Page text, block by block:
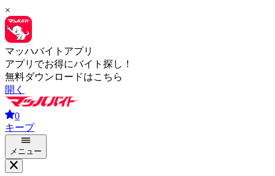
×
マッハバイトアプリ
アプリでお得にバイト探し！
無料ダウンロードはこちら
開く
0
キープ
メニュー